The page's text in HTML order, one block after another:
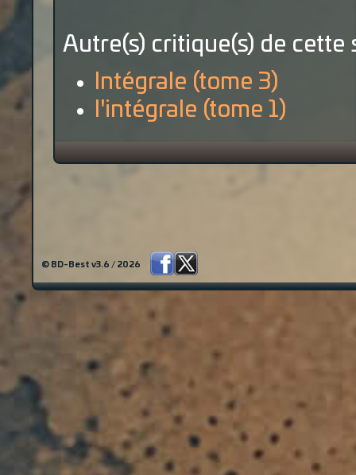
Autre(s) critique(s) de cette
Intégrale (tome 3)
l'intégrale (tome 1)
© BD-Best v3.6 / 2026